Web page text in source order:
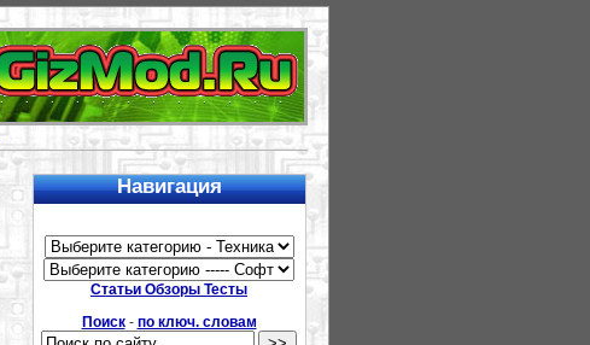
Навигация
Статьи Обзоры Тесты
Поиск- по ключ. словам